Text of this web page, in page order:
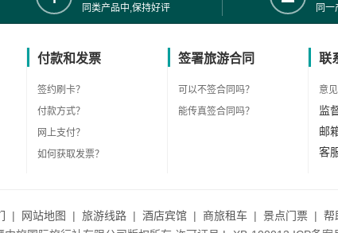
同类产品中,保持好评 同
付款和发票
签约刷卡？
付款方式？
网上支付？
如何获取发票？
签署旅游合同
可以不签合同吗？
能传真签合同吗？
联
意
监
邮
客
| 网站地图 | 旅游线路 | 酒店宾馆 | 商旅租车 | 景点门票 | 帮